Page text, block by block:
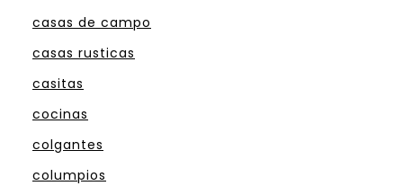
casas de campo
casas rusticas
casitas
cocinas
colgantes
columpios